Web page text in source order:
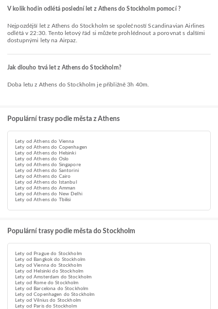
V kolik hodin odlétá poslední let z Athens do Stockholm pomocí ?
Nejpozdější let z Athens do Stockholm se společností Scandinavian Airlines
odlétá v 22:30. Tento letový řád si můžete prohlédnout a porovnat s dalšími
dostupnými lety na Airpaz.
Jak dlouho trvá let z Athens do Stockholm?
Doba letu z Athens do Stockholm je přibližně 3h 40m.
Populární trasy podle města z Athens
Lety od Athens do Vienna
Lety od Athens do Copenhagen
Lety od Athens do Helsinki
Lety od Athens do Oslo
Lety od Athens do Singapore
Lety od Athens do Santorini
Lety od Athens do Cairo
Lety od Athens do Istanbul
Lety od Athens do Amman
Lety od Athens do New Delhi
Lety od Athens do Tbilisi
Populární trasy podle města do Stockholm
Lety od Prague do Stockholm
Lety od Bangkok do Stockholm
Lety od Vienna do Stockholm
Lety od Helsinki do Stockholm
Lety od Amsterdam do Stockholm
Lety od Rome do Stockholm
Lety od Barcelona do Stockholm
Lety od Copenhagen do Stockholm
Lety od Vilnius do Stockholm
Lety od Paris do Stockholm